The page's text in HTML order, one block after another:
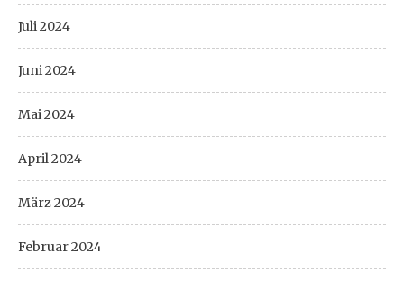
Juli 2024
Juni 2024
Mai 2024
April 2024
März 2024
Februar 2024